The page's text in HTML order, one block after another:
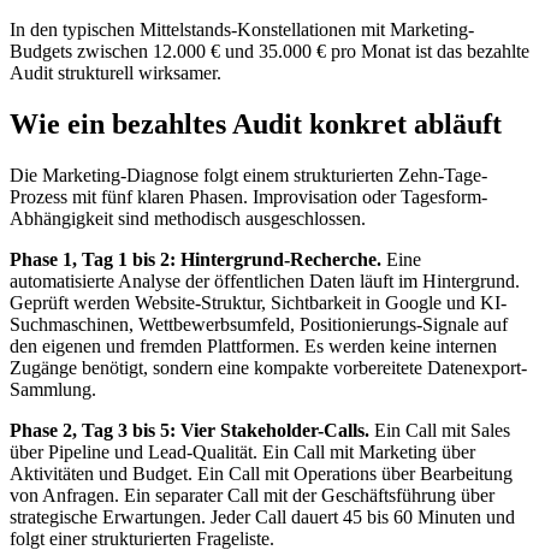
In den typischen Mittelstands-Konstellationen mit Marketing-
Budgets zwischen 12.000 € und 35.000 € pro Monat ist das bezahlte
Audit strukturell wirksamer.
Wie ein bezahltes Audit konkret abläuft
Die Marketing-Diagnose folgt einem strukturierten Zehn-Tage-
Prozess mit fünf klaren Phasen. Improvisation oder Tagesform-
Abhängigkeit sind methodisch ausgeschlossen.
Phase 1, Tag 1 bis 2: Hintergrund-Recherche. Eine
automatisierte Analyse der öffentlichen Daten läuft im Hintergrund.
Geprüft werden Website-Struktur, Sichtbarkeit in Google und KI-
Suchmaschinen, Wettbewerbsumfeld, Positionierungs-Signale auf
den eigenen und fremden Plattformen. Es werden keine internen
Zugänge benötigt, sondern eine kompakte vorbereitete Datenexport-
Sammlung.
Phase 2, Tag 3 bis 5: Vier Stakeholder-Calls. Ein Call mit Sales
über Pipeline und Lead-Qualität. Ein Call mit Marketing über
Aktivitäten und Budget. Ein Call mit Operations über Bearbeitung
von Anfragen. Ein separater Call mit der Geschäftsführung über
strategische Erwartungen. Jeder Call dauert 45 bis 60 Minuten und
folgt einer strukturierten Frageliste.